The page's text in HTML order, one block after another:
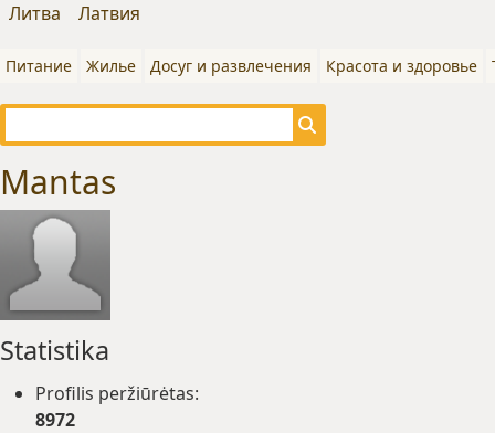
Литва Латвия
Питание Жилье Досуг и развлечения Красота и здоровье
Mantas
Statistika
Profilis peržiūrėtas:
8972